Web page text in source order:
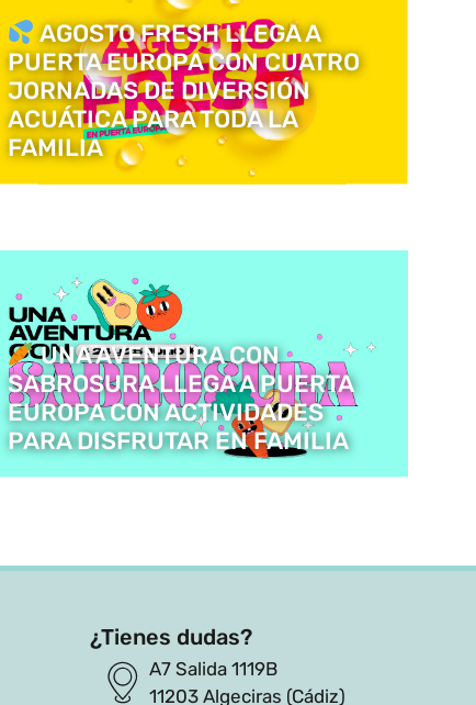
AGOSTO FRESH LLEGA A
PUERTA EUROPA CON CUATRO
JORNADAS DE DIVERSIÓN
ACUÁTICA PARA TODA LA
FAMILIA
UNA AVENTURA CON
SABROSURA LLEGA A PUERTA
EUROPA CON ACTIVIDADES
PARA DISFRUTAR EN FAMILIA
¿Tienes dudas?
A7 Salida 1119B
11203 Algeciras (Cádiz)